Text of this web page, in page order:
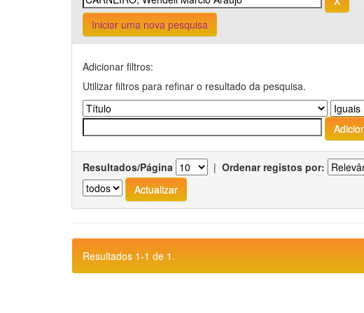
Iniciar uma nova pesquisa
Adicionar filtros:
Utilizar filtros para refinar o resultado da pesquisa.
Resultados/Página | Ordenar registos por:
Resultados 1-1 de 1.